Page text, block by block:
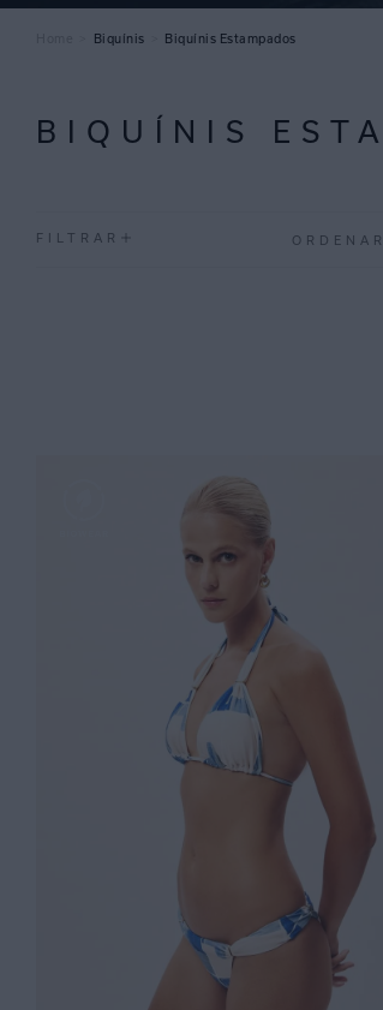
Biquínis Biquínis Estampados
BIQUÍNIS
FILTRAR ORDENAR